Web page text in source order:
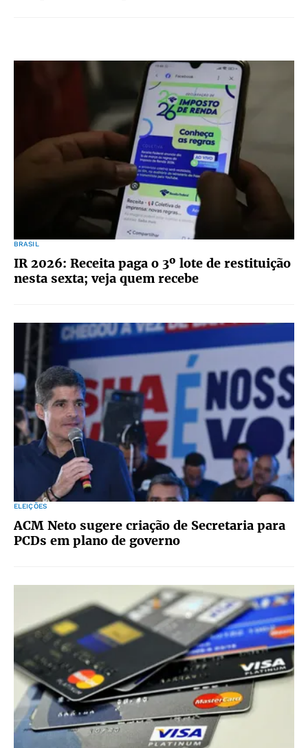
BRASIL
IR 2026: Receita paga o 3º lote de restituição
nesta sexta; veja quem recebe
ELEIÇÕES
ACM Neto sugere criação de Secretaria para
PCDs em plano de governo